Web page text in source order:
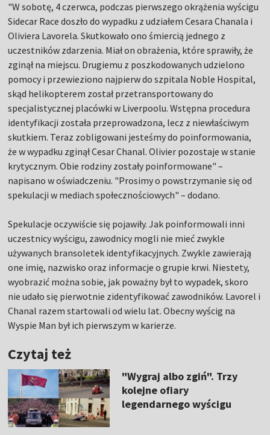
"W sobotę, 4 czerwca, podczas pierwszego okrążenia wyścigu
Sidecar Race doszło do wypadku z udziałem Cesara Chanala i
Oliviera Lavorela. Skutkowało ono śmiercią jednego z
uczestników zdarzenia. Miał on obrażenia, które sprawiły, że
zginął na miejscu. Drugiemu z poszkodowanych udzielono
pomocy i przewieziono najpierw do szpitala Noble Hospital,
skąd helikopterem został przetransportowany do
specjalistycznej placówki w Liverpoolu. Wstępna procedura
identyfikacji została przeprowadzona, lecz z niewłaściwym
skutkiem. Teraz zobligowani jesteśmy do poinformowania,
że w wypadku zginął Cesar Chanal. Olivier pozostaje w stanie
krytycznym. Obie rodziny zostały poinformowane" –
napisano w oświadczeniu. "Prosimy o powstrzymanie się od
spekulacji w mediach społecznościowych" – dodano.
Spekulacje oczywiście się pojawiły. Jak poinformowali inni
uczestnicy wyścigu, zawodnicy mogli nie mieć zwykle
używanych bransoletek identyfikacyjnych. Zwykle zawierają
one imię, nazwisko oraz informacje o grupie krwi. Niestety,
wyobrazić można sobie, jak poważny był to wypadek, skoro
nie udało się pierwotnie zidentyfikować zawodników. Lavorel i
Chanal razem startowali od wielu lat. Obecny wyścig na
Wyspie Man był ich pierwszym w karierze.
Czytaj też
"Wygraj albo zgiń". Trzy
kolejne ofiary
legendarnego wyścigu